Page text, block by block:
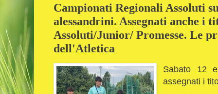
Campionati Regionali Assoluti
alessandrini. Assegnati anche i
Assoluti/Junior/ Promesse. Le
dell'Atletica
Sabato 12
assegnati i